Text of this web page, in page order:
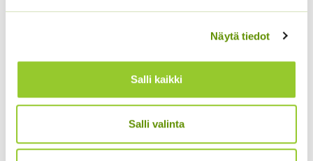
Näytä tiedot
Salli kaikki
Salli valintaJänönhäntä ’Bunny